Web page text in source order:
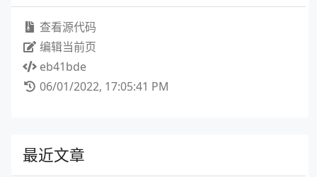
查看源代码
编辑当前页
eb41bde
06/01/2022, 17:05:41 PM
最近文章